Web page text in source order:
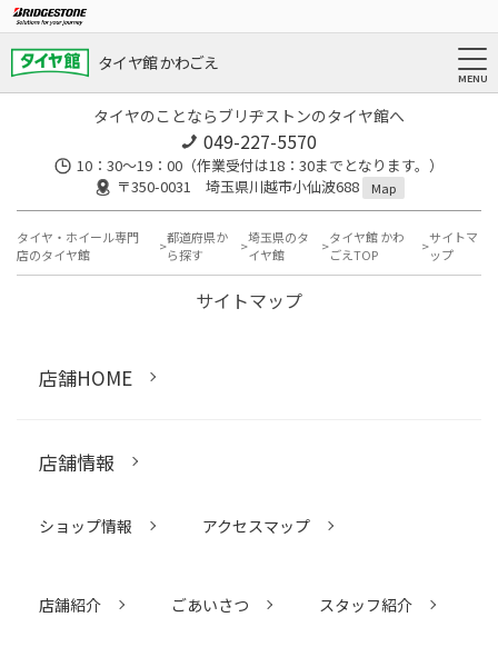
タイヤ館 かわごえ
タイヤのことならブリヂストンのタイヤ館へ
049-227-5570
10：30～19：00（作業受付は18：30までとなります。）
〒350-0031 埼玉県川越市小仙波688
Map
タイヤ・ホイール専門
店のタイヤ館
都道府県か
ら探す
埼玉県のタ
イヤ館
タイヤ館 かわ
ごえTOP
サイトマ
ップ
サイトマップ
店舗HOME
店舗情報
ショップ情報 アクセスマップ
店舗紹介 ごあいさつ スタッフ紹介